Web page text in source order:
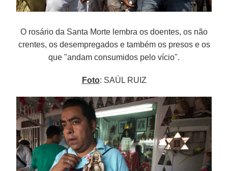
O rosário da Santa Morte lembra os doentes, os não
crentes, os desempregados e também os presos e os
que "andam consumidos pelo vício".
Foto: SAÚL RUIZ